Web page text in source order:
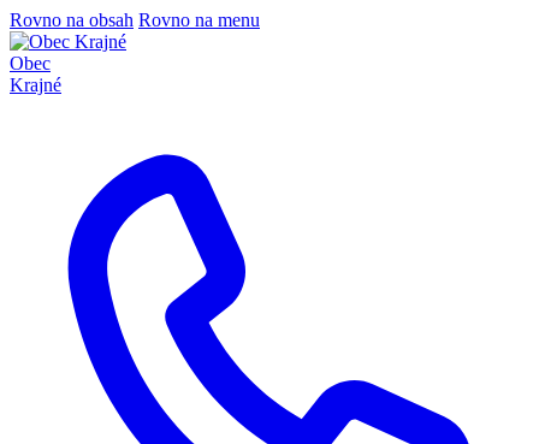
Rovno na obsah Rovno na menu
Obec
Krajné